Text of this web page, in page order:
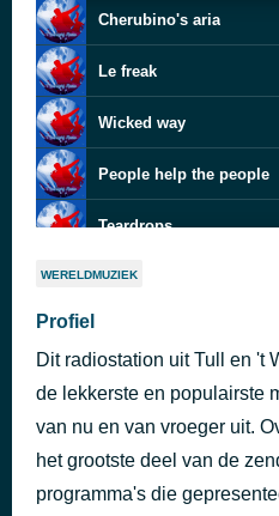
Cherubino's aria
Le freak
Wicked way
People help the people
Teardrops
Coffee by the Sea
Rijden op gevoel (Radio
Joey v Robell
Tango der liefde
Django Wagner
WERELDMUZIEK
Profiel
Dit radiostation uit Tull en 't
de lekkerste en populairste
van nu en van vroeger uit.
het grootste deel van de
programma's die